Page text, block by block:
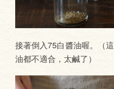
接著倒入75白醬油喔。（
油都不適合，太鹹了）